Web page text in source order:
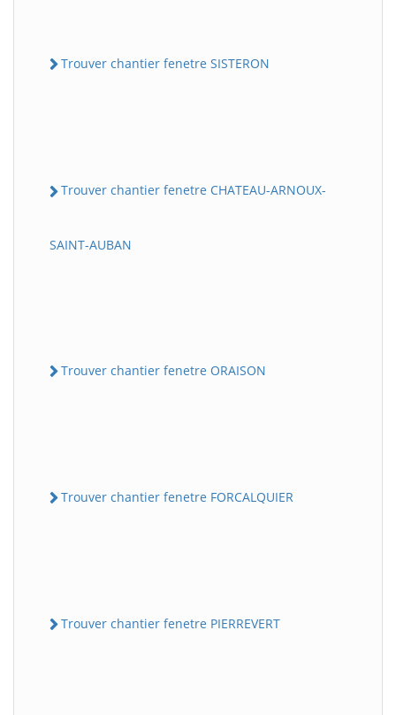
Trouver chantier fenetre SISTERON
Trouver chantier fenetre CHATEAU-ARNOUX-
SAINT-AUBAN
Trouver chantier fenetre ORAISON
Trouver chantier fenetre FORCALQUIER
Trouver chantier fenetre PIERREVERT